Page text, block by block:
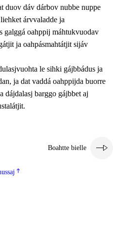
duov dáv dárbov nubbe nuppe
árvvaladde ja
galggá oahppij máhtukvuodav
ja oahpásmahtátjit sijáv
le sihki gájbbádus ja
ja dat vaddá oahppijda buorre
dájdalasj barggo gájbbet aj
Boahtte bielle